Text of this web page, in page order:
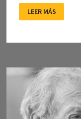
JUEGOS
ESPECULARES
DE
LEER MÁS